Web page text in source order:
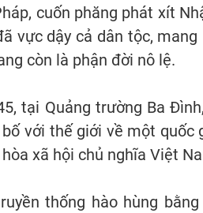
cuốn phăng phát xít
vực dậy cả dân tộc,
còn là phận đời nô lệ.
tại Quảng trường Ba
với thế giới về một quốc
xã hội chủ nghĩa Việt
thống hào hùng bằng